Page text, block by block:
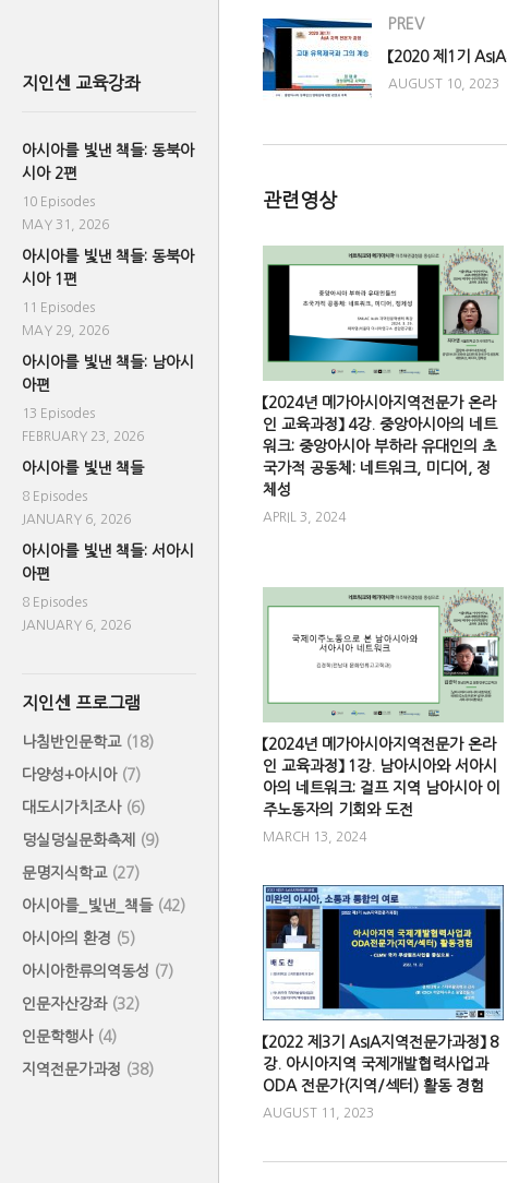
지인센 교육강좌
아시아를 빛낸 책들: 동북아
시아 2편
10 Episodes
MAY 31, 2026
아시아를 빛낸 책들: 동북아
시아 1편
11 Episodes
MAY 29, 2026
아시아를 빛낸 책들: 남아시
아편
13 Episodes
FEBRUARY 23, 2026
아시아를 빛낸 책들
8 Episodes
JANUARY 6, 2026
아시아를 빛낸 책들: 서아시
아편
8 Episodes
JANUARY 6, 2026
지인센 프로그램
나침반인문학교 (18)
다양성+아시아 (7)
대도시가치조사 (6)
덩실덩실문화축제 (9)
문명지식학교 (27)
아시아를_빛낸_책들 (42)
아시아의 환경 (5)
아시아한류의역동성 (7)
인문자산강좌 (32)
인문학행사 (4)
지역전문가과정 (38)
PREV
AUGUST 10, 2023
관련영상
【2024년 메가아시아지역전문가 온라
인 교육과정】 4강. 중앙아시아의 네트
워크: 중앙아시아 부하라 유대인의 초
국가적 공동체: 네트워크, 미디어, 정
체성
APRIL 3, 2024
【2024년 메가아시아지역전문가 온라
인 교육과정】 1강. 남아시아와 서아시
아의 네트워크: 걸프 지역 남아시아 이
주노동자의 기회와 도전
MARCH 13, 2024
【2022 제3기 AsIA지역전문가과정】 8
강. 아시아지역 국제개발협력사업과
ODA 전문가(지역/섹터) 활동 경험
AUGUST 11, 2023